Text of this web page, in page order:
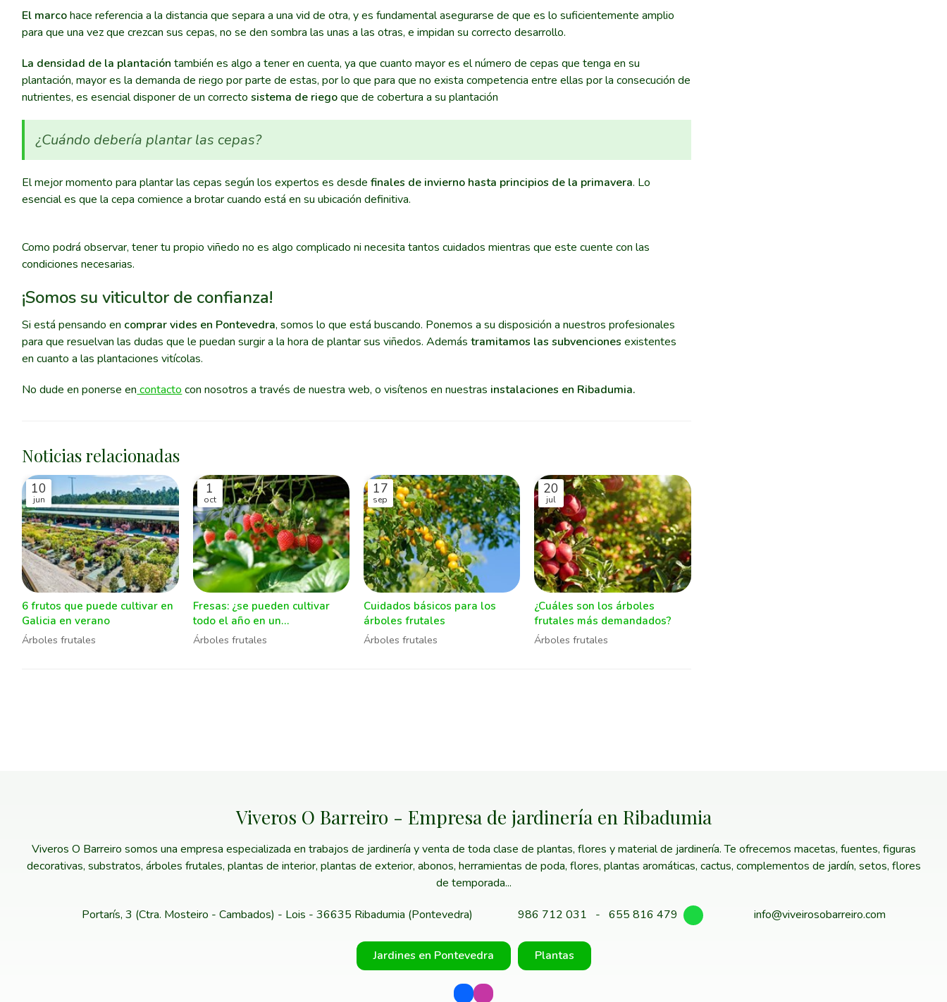
El marcohace referencia a la distancia que separa a una vid de otra, y es fundamental asegurarse de que es lo suficientemente amplio
para que una vez que crezcan sus cepas, no se den sombra las unas a las otras, e impidan su correcto desarrollo.
La densidad de la plantación también es algo a tener en cuenta, ya que cuanto mayor es el número de cepas que tenga en su
plantación, mayor es la demanda de riego por parte de estas, por lo que para que no exista competencia entre ellas por la consecución de
nutrientes, es esencial disponer de un correctosistema de riegoque de cobertura a su plantación
¿Cuándo debería plantar las cepas?
El mejor momento para plantar las cepas según los expertos es desdefinales de invierno hasta principios de la primavera. Lo
esencial es que la cepa comience a brotar cuando está en su ubicación definitiva.
Como podrá observar, tener tu propio viñedo no es algo complicado ni necesita tantos cuidados mientras que este cuente con las
condiciones necesarias.
¡Somos su viticultor de confianza!
Si está pensando en comprar vides en Pontevedra, somos lo que está buscando. Ponemos a su disposición a nuestros profesionales
para que resuelvan las dudas que le puedan surgir a la hora de plantar sus viñedos. Ademástramitamos las subvenciones existentes
en cuanto a las plantaciones vitícolas.
No dude en ponerse en contacto con nosotros a través de nuestra web, o visítenos en nuestras instalaciones en Ribadumia.
Noticias relacionadas
10
jun
6 frutos que puede cultivar en
Galicia en verano
Árboles frutales
1
oct
Fresas: ¿se pueden cultivar
todo el año en un
invernadero?
Árboles frutales
17
sep
Cuidados básicos para los
árboles frutales
Árboles frutales
20
jul
¿Cuáles son los árboles
frutales más demandados?
Árboles frutales
Viveros O Barreiro - Empresa de jardinería en Ribadumia
Viveros O Barreiro somos una empresa especializada en trabajos de jardinería y venta de toda clase de plantas, flores y material de jardinería. Te ofrecemos macetas, fuentes, figuras
decorativas, substratos, árboles frutales, plantas de interior, plantas de exterior, abonos, herramientas de poda, flores, plantas aromáticas, cactus, complementos de jardín, setos, flores
de temporada...
Portarís, 3 (Ctra. Mosteiro - Cambados) - Lois - 36635 Ribadumia (Pontevedra) 986 712 031 - 655 816 479 info@viveirosobarreiro.com
Jardines en Pontevedra Plantas